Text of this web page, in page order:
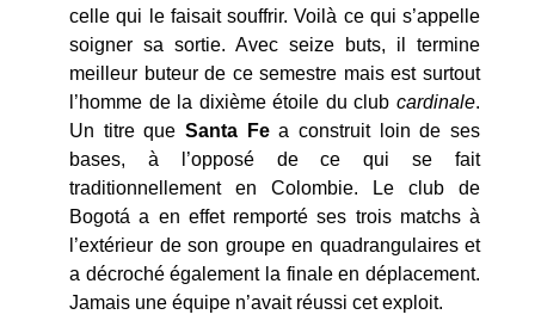
celle qui le faisait souffrir. Voilà ce qui s’appelle
soigner sa sortie. Avec seize buts, il termine
meilleur buteur de ce semestre mais est surtout
l’homme de la dixième étoile du club cardinale.
Un titre que Santa Fea construit loin de ses
bases, à l’opposé de ce qui se fait
traditionnellement en Colombie. Le club de
Bogotá a en effet remporté ses trois matchs à
l’extérieur de son groupe en quadrangulaires et
a décroché également la finale en déplacement.
Jamais une équipe n’avait réussi cet exploit.